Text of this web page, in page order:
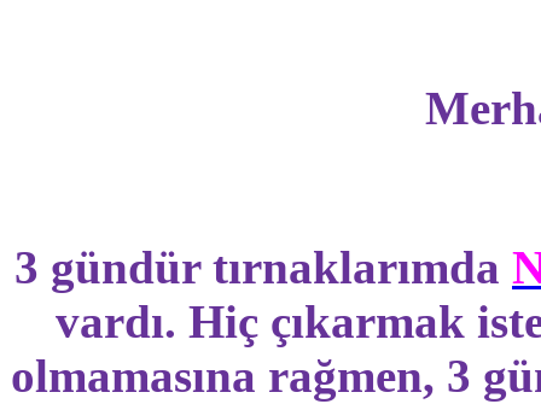
3 gündür tırnaklarımda
vardı. Hiç çıkarmak
olmamasına rağmen, 3